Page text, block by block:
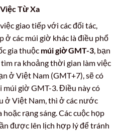
Từ Xa
giao tiếp với các đối tác,
ở các múi giờ khác là điều phổ
gia thuộc múi giờ GMT-3, bạn
ra khoảng thời gian làm việc
ở Việt Nam (GMT+7), sẽ có
múi giờ GMT-3. Điều này có
ở Việt Nam, thì ở các nước
rạng sáng. Các cuộc họp
được lên lịch hợp lý để tránh